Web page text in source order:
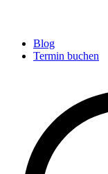
Blog
Termin buchen